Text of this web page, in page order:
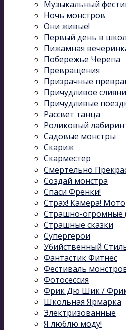
Музыкальный
Ночь монстров
Они живые!
Первый день в
Пижамная
Побережье Черепа
Превращения
Призрачные
Причудливое
Причудливые
Рассвет танца
Роликовый
Садовые монстры
Скариж
Скарместер
Смертельно
Создай монстра
Спаси Френки!
Страх! Камера!
Страшно-огромные
Страшные сказки
Супергерои
Убийственный
Фантастик Фитнес
Фестиваль
Фотосессия
Фрик Дю Шик /
Школьная Ярмарка
Электризованные
Я люблю моду!